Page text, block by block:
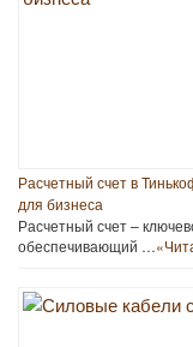
Расчетный счет в
для бизнеса
Расчетный счет –
обеспечивающий …